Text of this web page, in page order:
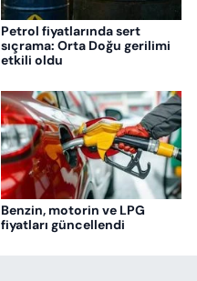
Petrol fiyatlarında sert
sıçrama: Orta Doğu gerilimi
etkili oldu
Benzin, motorin ve LPG
fiyatları güncellendi